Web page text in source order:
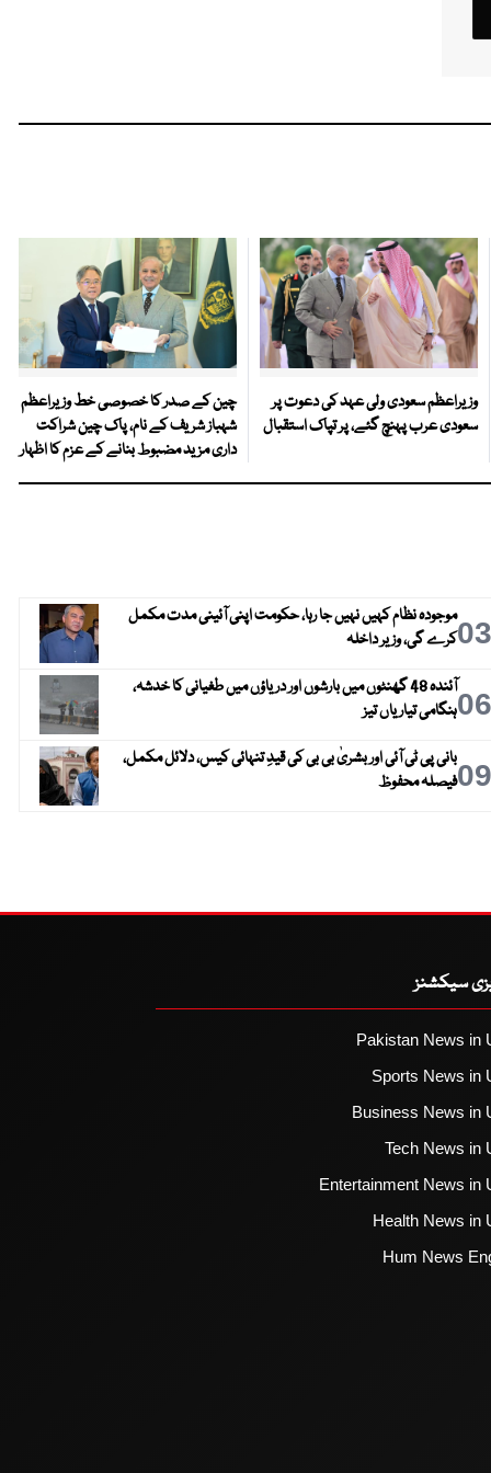
وزیراعظم سعودی ولی عہد کی دعوت پر
سعودی عرب پہنچ گئے، پر تپاک استقبال
چین کے صدر کا خصوصی خط وزیراعظم
شہباز شریف کے نام، پاک چین شراکت
داری مزید مضبوط بنانے کے عزم کا اظہار
03موجودہ نظام کہیں نہیں جا رہا، حکومت اپنی آئینی مدت مکمل
کرے گی، وزیر داخلہ
06
آئندہ 48 گھنٹوں میں بارشوں اور دریاؤں میں طغیانی کا خدشہ،
ہنگامی تیاریاں تیز
09بانی پی ٹی آئی اور بشریٰ بی بی کی قیدِ تنہائی کیس، دلائل مکمل،
فیصلہ محفوظ
سیکشنز
Pakistan News in
Sports News in
Business News in
Tech News in
Entertainment News in
Health News in
Hum News